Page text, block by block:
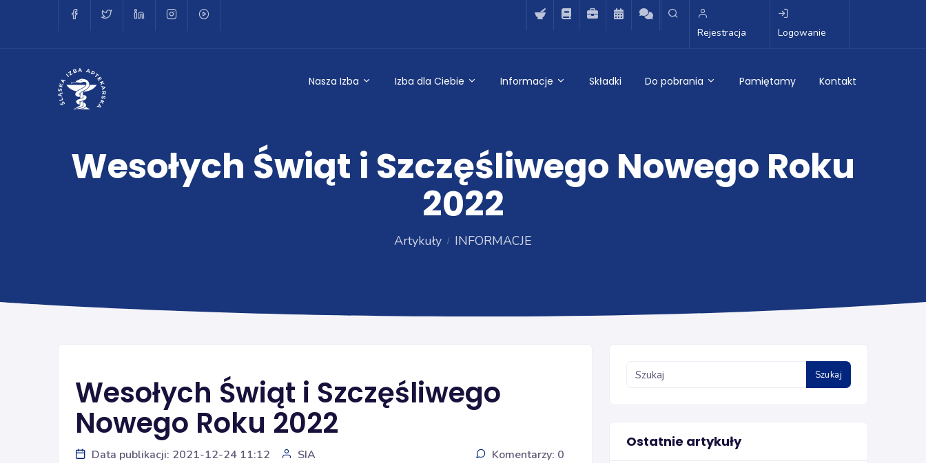
Rejestracja Logowanie
Nasza Izba Izba dla Ciebie Informacje Składki Do pobrania Pamiętamy Kontakt
Wesołych Świąt i Szczęśliwego Nowego Roku
2022
Artykuły INFORMACJE
Wesołych Świąt i Szczęśliwego
Nowego Roku 2022
Data publikacji: 2021-12-24 11:12 SIA Komentarzy: 0
Szukaj
Ostatnie artykuły